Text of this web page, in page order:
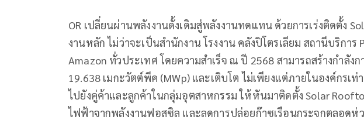
OR เปลี่ยนผ่านพลังงานดั้งเดิมสู่พลังงานทดแทน ด้วยการเร่งติดตั้ง
งานหลัก ไม่ว่าจะเป็นสำนักงาน โรงงาน คลังปิโตรเลียม สถานีบริการ
Amazon ทั่วประเทศ โดยความสำเร็จ ณ ปี 2568 สามารถสร้างกำลัง
19.638 เมกะวัตต์พีค (MWp) และเติบโต ไม่เพียงแต่ภายในองค์กรเ
ไปยังคู่ค้าและลูกค้าในกลุ่มอุตสาหกรรม ให้หันมาติดตั้ง Solar
ไฟฟ้าจากพลังงานฟอสซิล และลดการปล่อยก๊าซเรือนกระจกตลอดห่